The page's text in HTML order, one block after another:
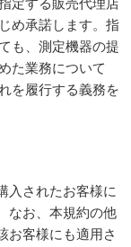
定する販売代理店
め承諾します。指
も、測定機器の提
た業務について
を履行する義務を
入されたお客様に
なお、本規約の他
お客様にも適用さ